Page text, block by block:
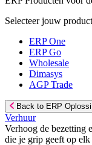
Selecteer jouw
ERP One
ERP Go
Wholesale
Dimasys
AGP Trade
Back to ERP
Verhuur
Verhoog de bezetting
die je grip geeft op elk